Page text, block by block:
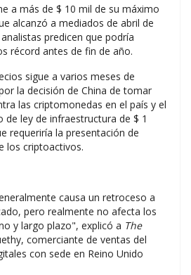
a más de $ 10 mil de su máximo
alcanzó a mediados de abril de
predicen que podría
récord antes de fin de año.
sigue a varios meses de
la decisión de China de tomar
las criptomonedas en el país y el
ley de infraestructura de $ 1
requeriría la presentación de
los criptoactivos.
causa un retroceso a
pero realmente no afecta los
y largo plazo", explicó a The
comerciante de ventas del
con sede en Reino Unido